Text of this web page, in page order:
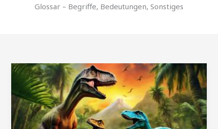
Glossar – Begriffe, Bedeutungen, Sonstiges